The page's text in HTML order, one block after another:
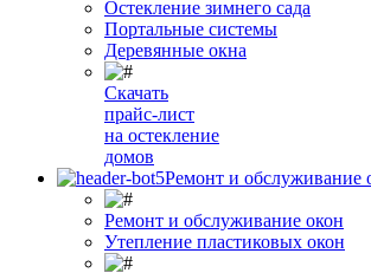
Остекление зимнего сада
Портальные системы
Деревянные окна
Скачать
прайс-лист
на остекление
домов
Ремонт и обслуживание
Ремонт и обслуживание окон
Утепление пластиковых окон